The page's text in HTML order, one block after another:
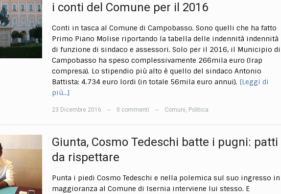
i conti del Comune per il 2016
Conti in tasca al Comune di Campobasso. Sono quelli che ha fatto
Primo Piano Molise riportando la tabella delle indennità indennità
di funzione di sindaco e assessori. Solo per il 2016, il Municipio di
Campobasso ha speso complessivamente 266mila euro (Irap
compresa). Lo stipendio più alto è quello del sindaco Antonio
Battista: 4.734 euro lordi (in totale 56mila euro annui). [Leggi di
più…]
23 Dicembre 2016 — 0 commenti — Comuni, Politica
Giunta, Cosmo Tedeschi batte i pugni: patti
da rispettare
Punta i piedi Cosmo Tedeschi e nella polemica sul suo ingresso in
maggioranza al Comune di Isernia interviene lui stesso. E